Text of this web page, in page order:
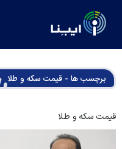
برچسب ها - قیمت سکه و طلا
قیمت سکه و طلا